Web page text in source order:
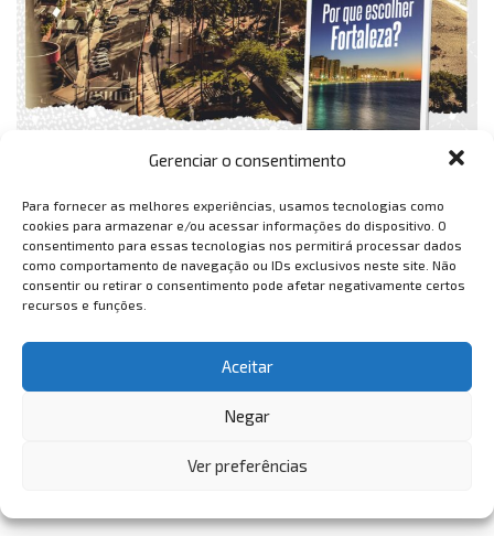
Gerenciar o consentimento
Para fornecer as melhores experiências, usamos tecnologias como
cookies para armazenar e/ou acessar informações do dispositivo. O
consentimento para essas tecnologias nos permitirá processar dados
como comportamento de navegação ou IDs exclusivos neste site. Não
consentir ou retirar o consentimento pode afetar negativamente certos
recursos e funções.
Aceitar
Negar
Ver preferências